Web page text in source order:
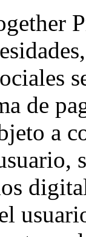
de
a